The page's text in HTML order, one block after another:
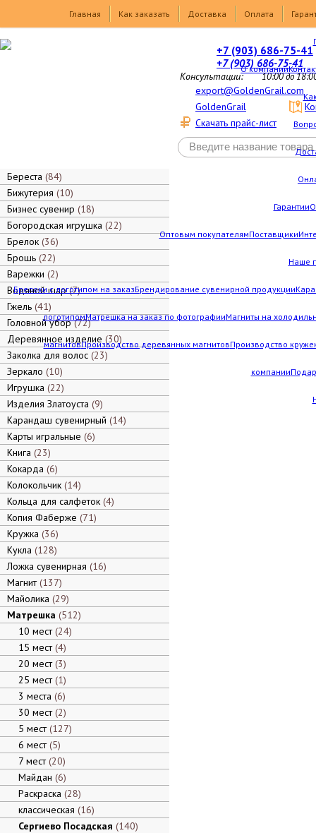
Главная
Как заказать Доставка Оплата
О компании
Гарантии
Оптовым покупателямПоставщики
Наше
Брелоки с логотипом на заказБрендирование сувенирной продукции
логотипомМатрешка на заказ по фотографииМагниты на
магнитовПроизводство деревянных магнитовПроизводство
компании
+7 (903) 686-75-41
+7 (903) 686-75-41
Консультации: 10:00 до
export@GoldenGrail.com
GoldenGrail
Скачать прайс-лист
Береста 84
Бижутерия 10
Бизнес сувенир 18
Богородская игрушка 22
Брелок 36
Брошь 22
Варежки 2
Водяной шар 7
Гжель 41
Головной убор 72
Деревянное изделие 30
Заколка для волос 23
Зеркало 10
Игрушка 22
Изделия Златоуста 9
Карандаш сувенирный 14
Карты игральные 6
Книга 23
Кокарда 6
Колокольчик 14
Кольца для салфеток 4
Копия Фаберже 71
Кружка 36
Кукла 128
Ложка сувенирная 16
Магнит 137
Майолика 29
Матрешка 512
10 мест 24
15 мест 4
20 мест 3
25 мест 1
3 места 6
30 мест 2
5 мест 127
6 мест 5
7 мест 20
Майдан 6
Раскраска 28
классическая 16
Сергиево Посадская 140